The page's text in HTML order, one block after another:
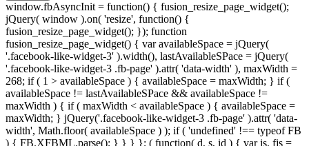
window.fbAsyncInit = function() { fusion_resize_page_widget();
jQuery( window ).on( 'resize', function() {
fusion_resize_page_widget(); }); function
fusion_resize_page_widget() { var availableSpace = jQuery(
'.facebook-like-widget-3' ).width(), lastAvailableSPace = jQuery(
'.facebook-like-widget-3 .fb-page' ).attr( 'data-width' ), maxWidth =
268; if ( 1 > availableSpace ) { availableSpace = maxWidth; } if (
availableSpace != lastAvailableSPace && availableSpace !=
maxWidth ) { if ( maxWidth < availableSpace ) { availableSpace =
maxWidth; } jQuery('.facebook-like-widget-3 .fb-page' ).attr( 'data-
width', Math.floor( availableSpace ) ); if ( 'undefined' !== typeof FB
) { FB.XFBML.parse(); } } } }; ( function( d, s, id ) { var js, fjs =